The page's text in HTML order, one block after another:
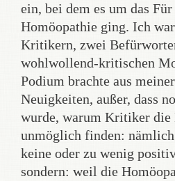
ein, bei dem es um das
Homöopathie ging. Ich
Kritikern, zwei
wohlwollend-kritischen
Podium brachte aus
Neuigkeiten, außer, dass
wurde, warum Kritiker die
unmöglich finden:
keine oder zu wenig
sondern: weil die